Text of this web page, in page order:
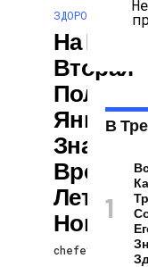
ЗДОРОВЬЕ И
На
Вторая
Января,
Значит,
Время
Лету И
Новую
chefevents 7
В